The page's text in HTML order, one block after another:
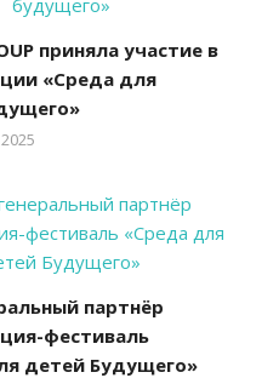
приняла участие в
«Среда для
партнёр
фестиваль
детей Будущего»